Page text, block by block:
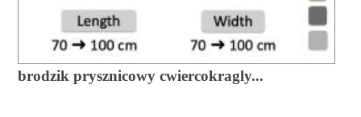
brodzik prysznicowy cwiercokragly...